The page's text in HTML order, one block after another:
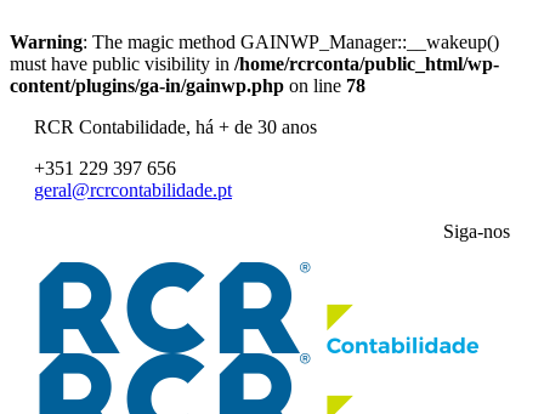
Warning: The magic method GAINWP_Manager::__wakeup()
must have public visibility in /home/rcrconta/public_html/wp-
content/plugins/ga-in/gainwp.php on line 78
RCR Contabilidade, há + de 30 anos
+351 229 397 656
geral@rcrcontabilidade.pt
Siga-nos